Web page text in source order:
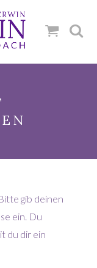
gib deinen
ein. Du
du dir ein